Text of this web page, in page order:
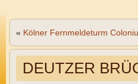
« Kölner Fernmeldeturm
DEUTZER